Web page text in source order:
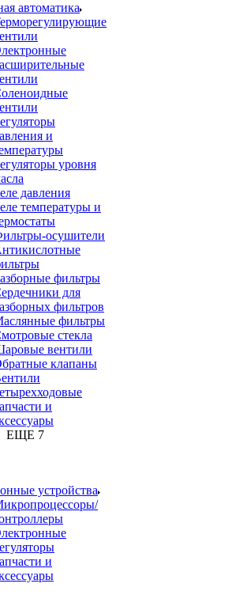
автоматика
и
уровня
давления
температуры и
осушители
фильтры
для
фильтров
фильтры
стекла
вентили
клапаны
и
ЕЩЕ 7
устройства
и